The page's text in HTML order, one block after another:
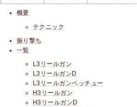
概要
テクニック
振り撃ち
一覧
L3リールガン
L3リールガンD
L3リールガンベッチュー
H3リールガン
H3リールガンD